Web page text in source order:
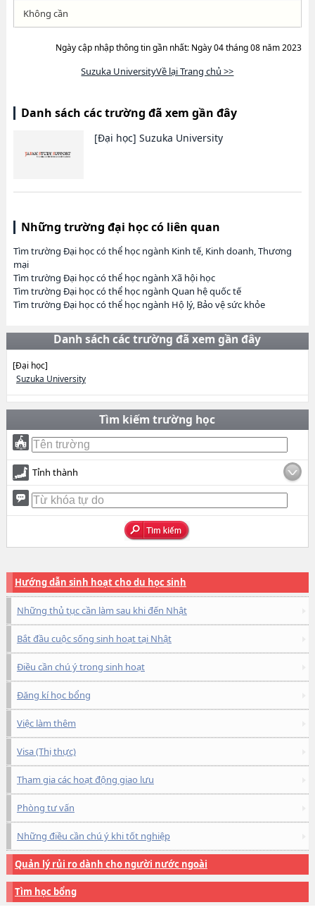
Không cần
Ngày cập nhập thông tin gần nhất: Ngày 04 tháng 08 năm 2023
Suzuka UniversityVề lại Trang chủ >>
Danh sách các trường đã xem gần đây
[Đại học] Suzuka University
Những trường đại học có liên quan
Tìm trường Đại học có thể học ngành Kinh tế, Kinh doanh, Thương
mại
Tìm trường Đại học có thể học ngành Xã hội học
Tìm trường Đại học có thể học ngành Quan hệ quốc tế
Tìm trường Đại học có thể học ngành Hộ lý, Bảo vệ sức khỏe
Danh sách các trường đã xem gần đây
[Đại học]
Suzuka University
Tìm kiếm trường học
Tỉnh thành
Hướng dẫn sinh hoạt cho du học sinh
Những thủ tục cần làm sau khi đến Nhật
Bắt đầu cuộc sống sinh hoạt tại Nhật
Điều cần chú ý trong sinh hoạt
Đăng kí học bổng
Việc làm thêm
Visa (Thị thực)
Tham gia các hoạt động giao lưu
Phòng tư vấn
Những điều cần chú ý khi tốt nghiệp
Quản lý rủi ro dành cho người nước ngoài
Tìm học bổng